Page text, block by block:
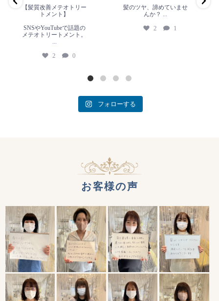
2 0
【髪質改善メテオトリー
トメント】
SNSやYouTubeで話題の
メテオトリートメント。
...
2 0
髪のツヤ、諦めていませ
んか？ ...
2 1
フォローする
お客様の声